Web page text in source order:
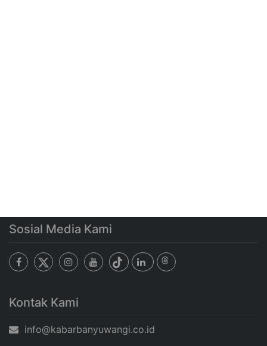
Sosial Media Kami
Kontak Kami
info@kabarbanyuwangi.co.id